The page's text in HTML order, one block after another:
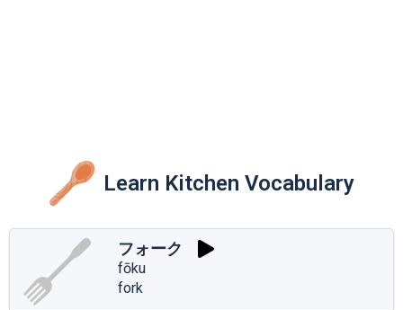
Learn Kitchen Vocabulary
フォーク
fōku
fork